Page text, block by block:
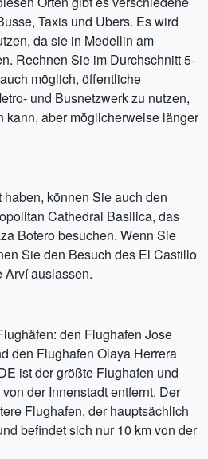
Taxis und Ubers. Es wird
da sie in Medellin am
Rechnen Sie im Durchschnitt 5-
möglich, öffentliche
und Busnetzwerk zu nutzen,
kann, aber möglicherweise länger
können Sie auch den
Cathedral Basilica, das
Botero besuchen. Wenn Sie
Sie den Besuch des El Castillo
Arví auslassen.
den Flughafen Jose
den Flughafen Olaya Herrera
ist der größte Flughafen und
der Innenstadt entfernt. Der
Flughafen, der hauptsächlich
befindet sich nur 10 km von der